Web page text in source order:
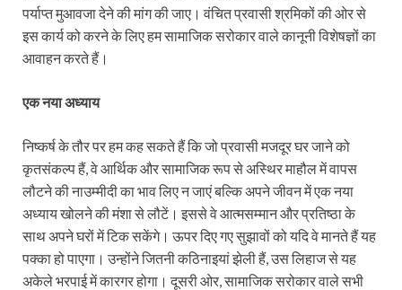
पर्याप्त मुआवजा देने की मांग की जाए। वंचित प्रवासी श्रमिकों की ओर से
इस कार्य को करने के लिए हम सामाजिक सरोकार वाले कानूनी विशेषज्ञों का
आवाहन करते हैं।
एक नया अध्याय
निष्कर्ष के तौर पर हम कह सकते हैं कि जो प्रवासी मजदूर घर जाने को
कृतसंकल्प हैं, वे आर्थिक और सामाजिक रूप से अस्थिर माहौल में वापस
लौटने की नाउम्मीदी का भाव लिए न जाएं बल्कि अपने जीवन में एक नया
अध्याय खोलने की मंशा से लौटें। इससे वे आत्मसम्मान और प्रतिष्ठा के
साथ अपने घरों में टिक सकेंगे। ऊपर दिए गए सुझावों को यदि वे मानते हैं यह
पक्का हो पाएगा। उन्होंने जितनी कठिनाइयां झेली हैं, उस लिहाज से यह
अकेले भरपाई में कारगर होगा। दूसरी ओर, सामाजिक सरोकार वाले सभी